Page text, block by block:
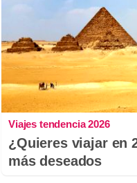
Viajes tendencia 2026
¿Quieres viajar en
más deseados